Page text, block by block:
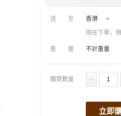
送至 香港
現在下單，
重量 不計重量
購買數量
立即